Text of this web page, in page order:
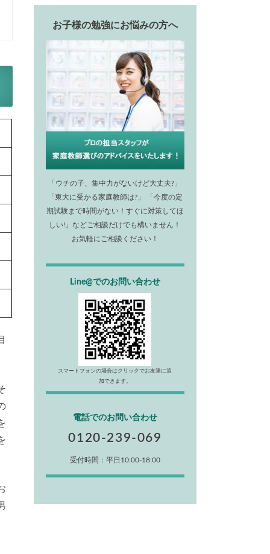
お子様の勉強にお悩みの方へ
「ウチの子、集中力がないけど大丈夫?」
「東大に受かる家庭教師は?」 「今度の定
期試験まで時間がない！すぐに対策してほ
しい!」などご相談だけでも構いません！
お気軽にご相談ください！
Line@でのお問い合わせ
スマートフォンの場合はクリックでお友達に追
加できます。
電話でのお問い合わせ
0120-239-069
受付時間：平日10:00-18:00